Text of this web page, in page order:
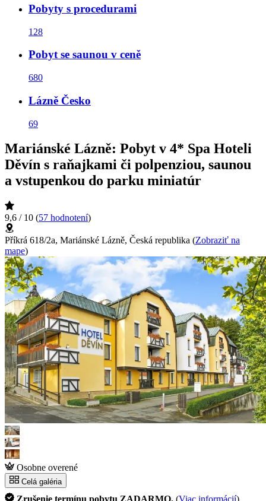
Pobyty s procedurami
128
Pobyt se saunou v ceně
680
Lázně Česko
69
Mariánské Lázně: Pobyt v 4* Spa Hoteli
Děvín s raňajkami či polpenziou, saunou
a vstupenkou do parku miniatúr
9,6 / 10 (57 hodnotení)
Příkrá 618/2a, Mariánské Lázně, Česká republika (Zobraziť na
mape)
Osobne overené
Celá galéria
Zrušenie termínu pobytu ZADARMO. (Viac informácií)